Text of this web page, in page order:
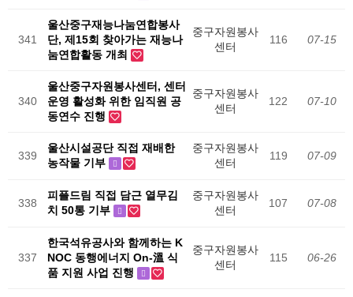
341
울산중구재능나눔연합봉사
단, 제15회 찾아가는 재능나
눔연합활동 개최
중구자원봉사
센터
116 07-15
340
울산중구자원봉사센터, 센터
운영 활성화 위한 임직원 공
동연수 진행
중구자원봉사
센터
122 07-10
339
울산시설공단 직접 재배한
농작물 기부
중구자원봉사
센터
119 07-09
338
피플드림 직접 담근 열무김
치 50통 기부
중구자원봉사
센터
107 07-08
337
한국석유공사와 함께하는 K
NOC 동행에너지 On-溫 식
품 지원 사업 진행
중구자원봉사
센터
115 06-26